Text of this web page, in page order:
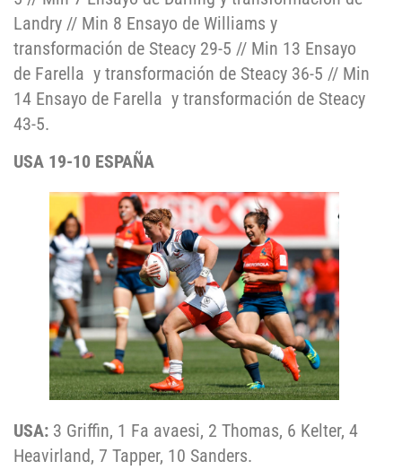
Landry // Min 8 Ensayo de Williams y
transformación de Steacy 29-5 // Min 13 Ensayo
de Farella y transformación de Steacy 36-5 // Min
14 Ensayo de Farella y transformación de Steacy
43-5.
USA 19-10 ESPAÑA
USA: 3 Griffin, 1 Fa avaesi, 2 Thomas, 6 Kelter, 4
Heavirland, 7 Tapper, 10 Sanders.